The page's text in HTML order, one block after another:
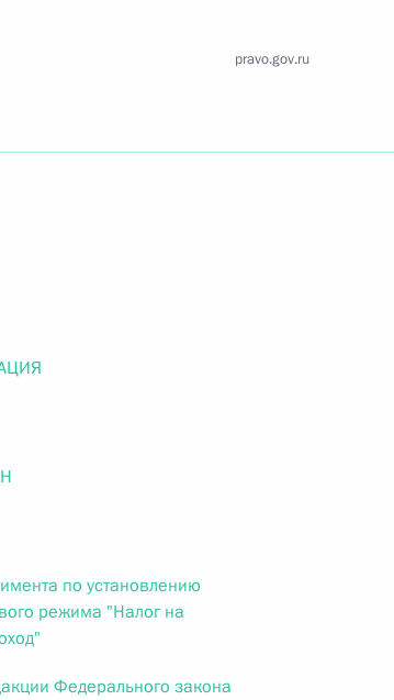
закона «О персональных данных» и отдельные
г. № 256-ФЗ
pravo.gov.ru
по установлению
режима "Налог на
Федерального закона